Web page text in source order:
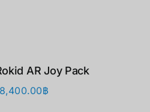
AR Joy Pack
฿